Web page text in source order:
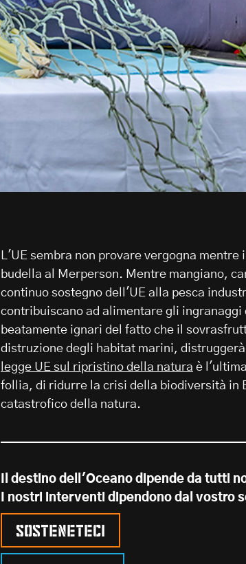
L'UE sembra non provare vergogna
budella al Merperson. Mentre mangiano,
continuo sostegno dell'UE alla pesca
contribuiscano ad alimentare gli ingranaggi
beatamente ignari del fatto che il
distruzione degli habitat marini,
legge UE sul ripristino della natura è
follia, di ridurre la crisi della biodiversità in
catastrofico della natura.
Il destino dell'Oceano dipende da tutti
I nostri interventi dipendono dal vostro
Sosteneteci